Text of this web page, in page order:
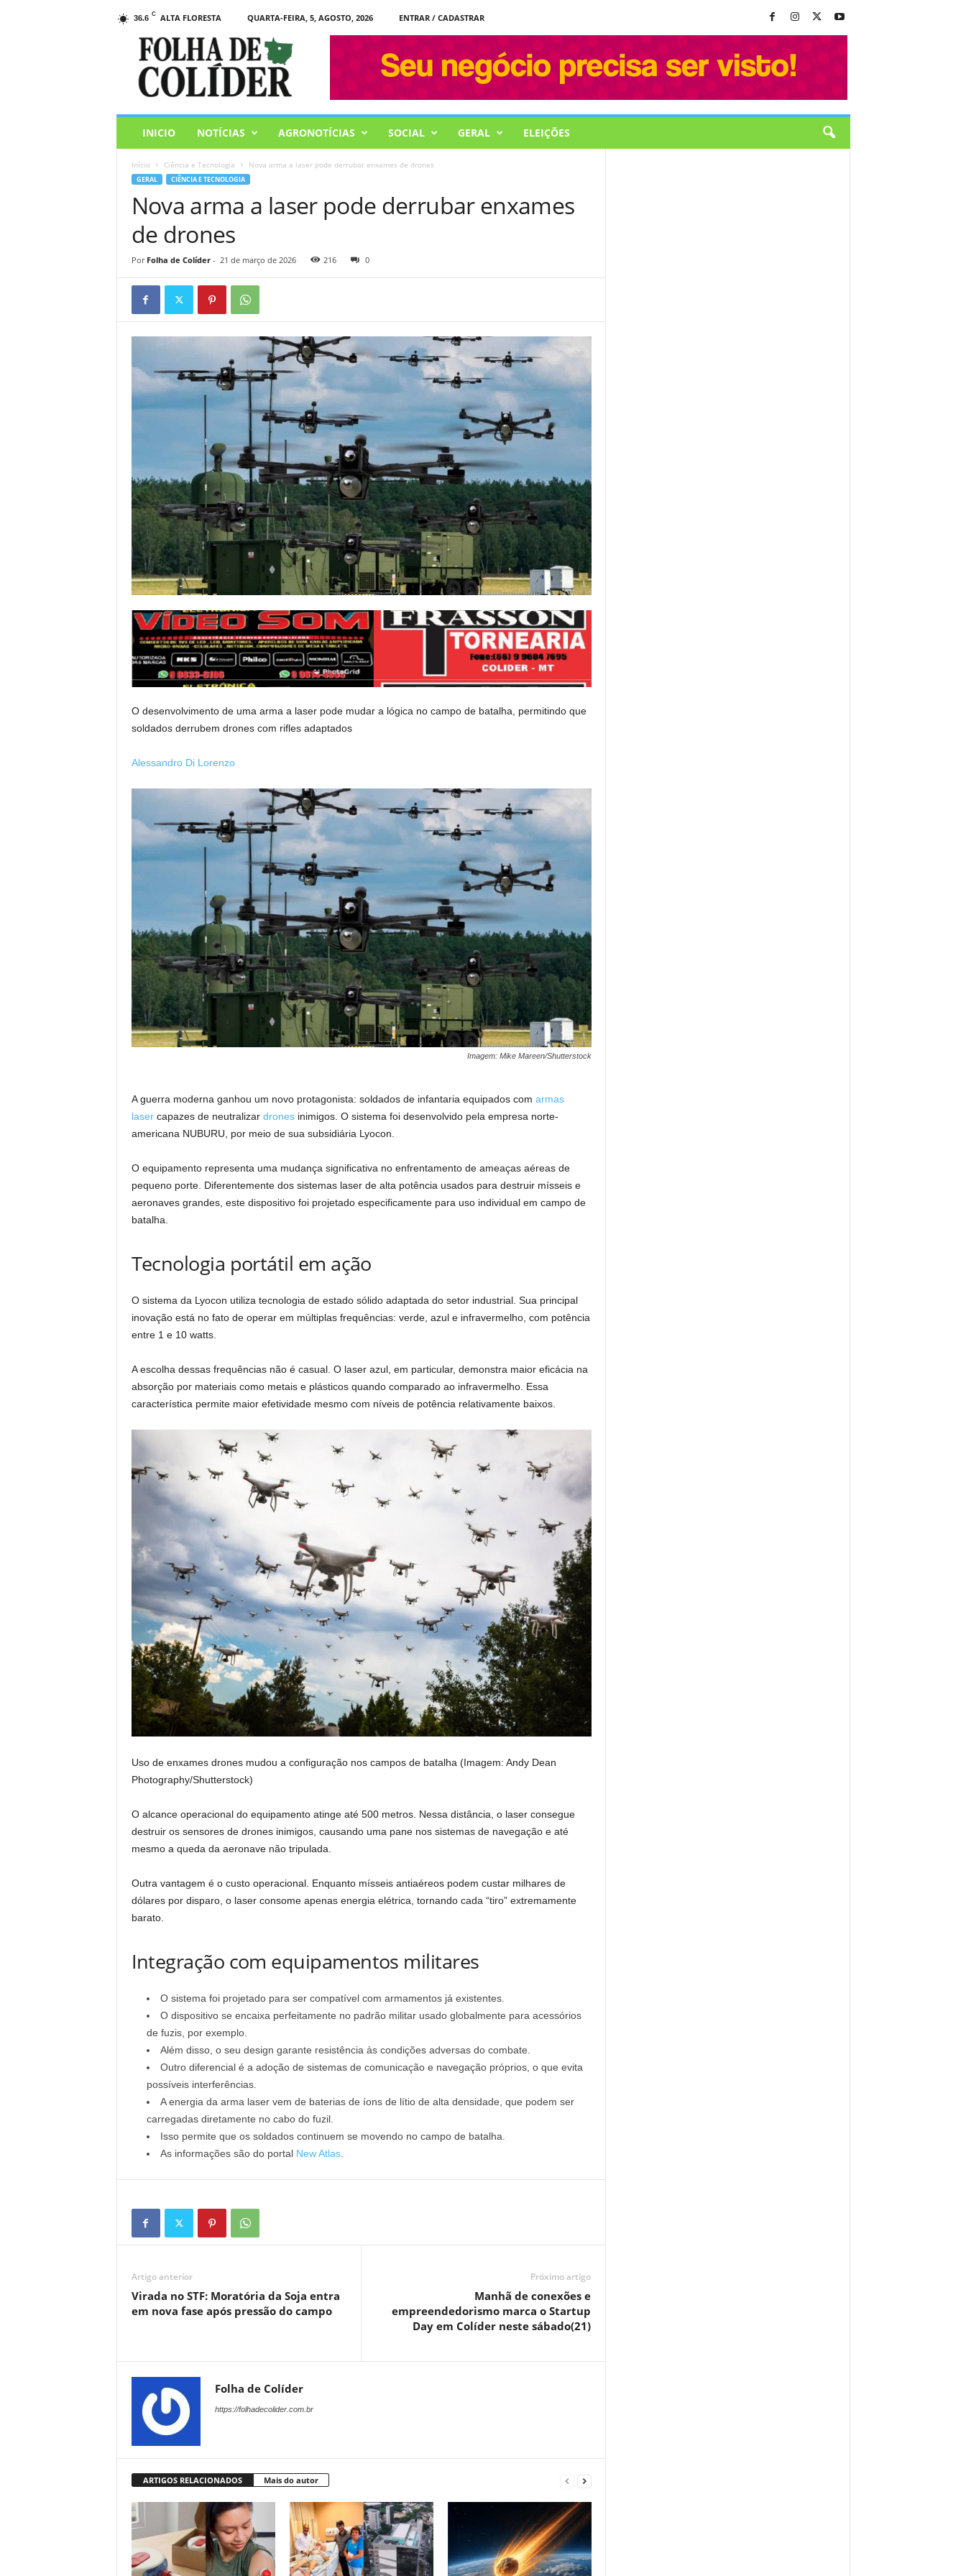
36.6 C ALTA FLORESTA QUARTA-FEIRA, 5, AGOSTO, 2026
ENTRAR / CADASTRAR
INICIO NOTÍCIAS AGRONOTÍCIAS SOCIAL GERAL ELEIÇÕES
Início Ciência e Tecnologia Nova arma a laser pode derrubar enxames de drones
GERAL CIÊNCIA E TECNOLOGIA
Nova arma a laser pode derrubar enxames
de drones
Por Folha de Colíder- 21 de março de 2026 216 0
O desenvolvimento de uma arma a laser pode mudar a lógica no campo de batalha, permitindo que
soldados derrubem drones com rifles adaptados
Alessandro Di Lorenzo
Imagem: Mike Mareen/Shutterstock
A guerra moderna ganhou um novo protagonista: soldados de infantaria equipados com armas
lasercapazes de neutralizar dronesinimigos. O sistema foi desenvolvido pela empresa norte-
americana NUBURU, por meio de sua subsidiária Lyocon.
O equipamento representa uma mudança significativa no enfrentamento de ameaças aéreas de
pequeno porte. Diferentemente dos sistemas laser de alta potência usados para destruir mísseis e
aeronaves grandes, este dispositivo foi projetado especificamente para uso individual em campo de
batalha.
Tecnologia portátil em ação
O sistema da Lyocon utiliza tecnologia de estado sólido adaptada do setor industrial. Sua principal
inovação está no fato de operar em múltiplas frequências: verde, azul e infravermelho, com potência
entre 1 e 10 watts.
A escolha dessas frequências não é casual. O laser azul, em particular, demonstra maior eficácia na
absorção por materiais como metais e plásticos quando comparado ao infravermelho. Essa
característica permite maior efetividade mesmo com níveis de potência relativamente baixos.
Uso de enxames drones mudou a configuração nos campos de batalha (Imagem: Andy Dean
Photography/Shutterstock)
O alcance operacional do equipamento atinge até 500 metros. Nessa distância, o laser consegue
destruir os sensores de drones inimigos, causando uma pane nos sistemas de navegação e até
mesmo a queda da aeronave não tripulada.
Outra vantagem é o custo operacional. Enquanto mísseis antiaéreos podem custar milhares de
dólares por disparo, o laser consome apenas energia elétrica, tornando cada “tiro” extremamente
barato.
Integração com equipamentos militares
O sistema foi projetado para ser compatível com armamentos já existentes.
O dispositivo se encaixa perfeitamente no padrão militar usado globalmente para acessórios
de fuzis, por exemplo.
Além disso, o seu design garante resistência às condições adversas do combate.
Outro diferencial é a adoção de sistemas de comunicação e navegação próprios, o que evita
possíveis interferências.
A energia da arma laser vem de baterias de íons de lítio de alta densidade, que podem ser
carregadas diretamente no cabo do fuzil.
Isso permite que os soldados continuem se movendo no campo de batalha.
As informações são do portal New Atlas.
Artigo anterior
Virada no STF: Moratória da Soja entra
em nova fase após pressão do campo
Próximo artigo
Manhã de conexões e
empreendedorismo marca o Startup
Day em Colíder neste sábado(21)
Folha de Colíder
https://folhadecolider.com.br
ARTIGOS RELACIONADOS Mais do autor